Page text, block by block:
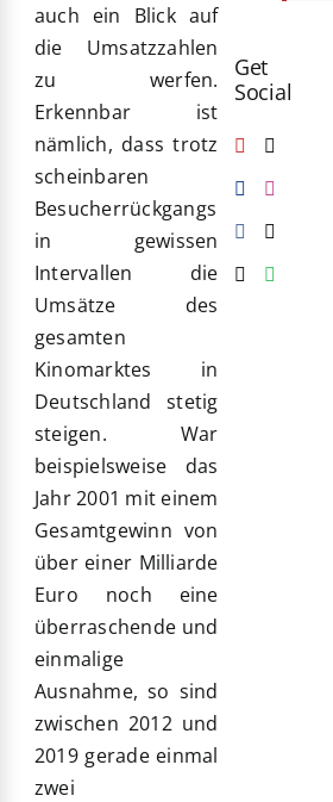
auch ein Blick auf
die Umsatzzahlen
zu werfen.
Erkennbar ist
nämlich, dass trotz
scheinbaren
Besucherrückgangs
in gewissen
Intervallen die
Umsätze des
gesamten
Kinomarktes in
Deutschland stetig
steigen. War
beispielsweise das
Jahr 2001 mit einem
Gesamtgewinn von
über einer Milliarde
Euro noch eine
überraschende und
einmalige
Ausnahme, so sind
zwischen 2012 und
2019 gerade einmal
zwei
Get
Social